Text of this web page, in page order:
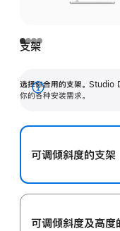
支架
选择你合用的支架。 Studio
你的各种安装需求。
展
可调倾斜度的支架
可调倾斜度及高‍度